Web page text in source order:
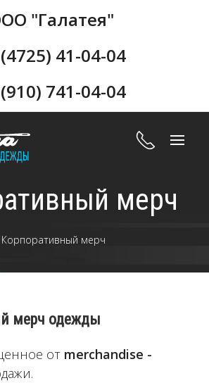
"Галатея"
41-04-04
741-04-04
мерч
Корпоративный мерч
мерч одежды
от merchandise -